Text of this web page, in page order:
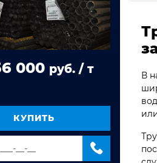
ВГП
сталь 3сп/пс
сталь 3сп/пс
Гост 10704,
электросварная
000 руб. / т
КУПИТЬ
В